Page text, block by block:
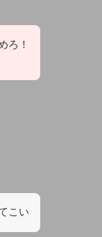
ろ！
こい